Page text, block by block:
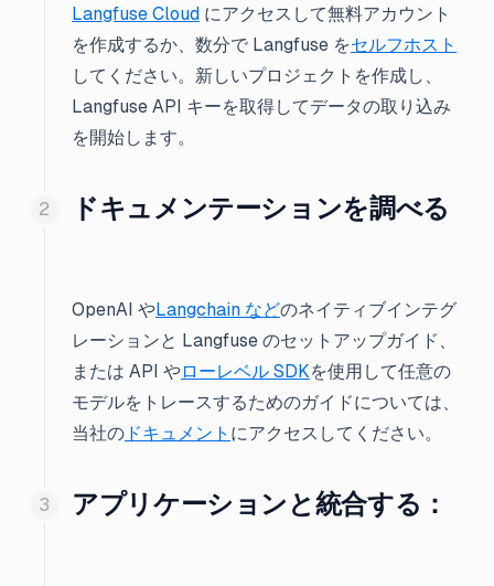
Langfuse Cloud にアクセスして無料アカウント
を作成するか、数分で Langfuse をセルフホスト
してください。新しいプロジェクトを作成し、
Langfuse API キーを取得してデータの取り込み
を開始します。
ドキュメンテーションを調べる
OpenAI やLangchain などのネイティブインテグ
レーションと Langfuse のセットアップガイド、
または API やローレベル SDKを使用して任意の
モデルをトレースするためのガイドについては、
当社の ドキュメント にアクセスしてください。
アプリケーションと統合する：